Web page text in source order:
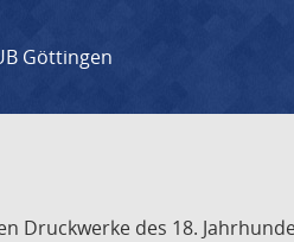
Göttingen
Druckwerke des 18.